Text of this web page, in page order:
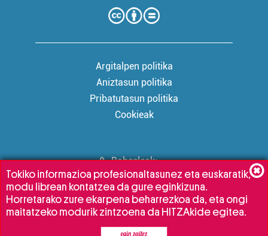
Argitalpen politika
Aniztasun politika
Pribatutasun politika
Cookieak
Babesleak:
Tokiko informazioa profesionaltasunez eta euskaratik,
modu librean kontatzea da gure eginkizuna.
Horretarako zure ekarpena beharrezkoa da, eta ongi
maitatzeko modurik zintzoena da HITZAkide egitea.